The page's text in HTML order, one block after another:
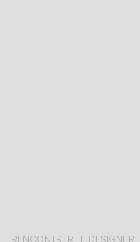
RENCONTRER LE DESIGNER